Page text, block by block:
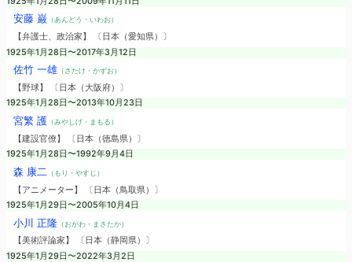
安藤 巌（あんどう・いわお）
【弁護士、政治家】 〔日本（愛知県）〕
1925年1月28日〜2017年3月12日
佐竹 一雄（さたけ・かずお）
【野球】 〔日本（大阪府）〕
1925年1月28日〜2013年10月23日
宮繁 護 （みやしげ・まもる）
【建設官僚】 〔日本（徳島県）〕
1925年1月28日〜1992年9月4日
森 康二 （もり・やすじ）
【アニメーター】 〔日本（鳥取県）〕
1925年1月29日〜2005年10月4日
小川 正隆（おがわ・まさたか）
【美術評論家】 〔日本（静岡県）〕
1925年1月29日〜2022年3月2日